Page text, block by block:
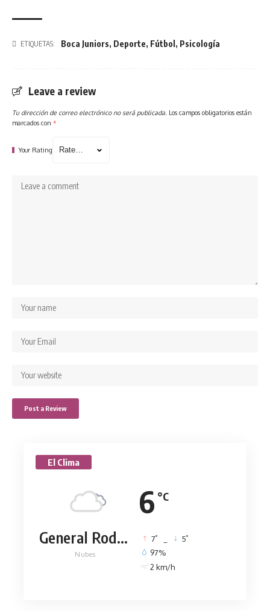
ETIQUETAS: Boca Juniors, Deporte, Fútbol , Psicología
Leave a review
Tu dirección de correo electrónico no será publicada. Los campos obligatorios están
marcados con *
Your Rating
El Clima
6 °C
General Rodríguez
Nubes
7° 5°
97%
2 km/h